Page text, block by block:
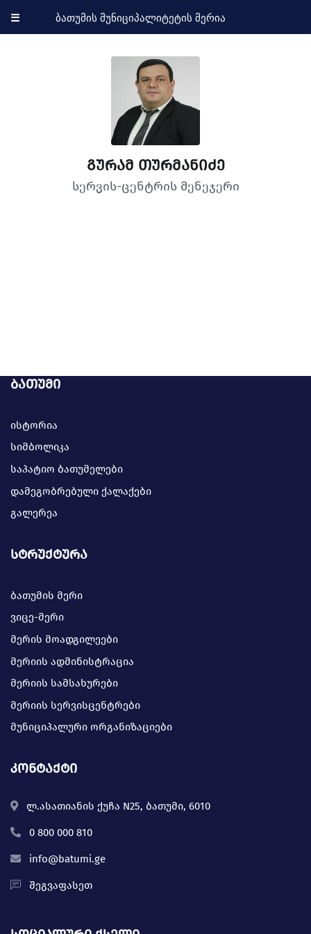
☰ ბათუმის მუნიციპალიტეტის მერია
გურამ თურმანიძე
სერვის-ცენტრის მენეჯერი
ბათუმი
ისტორია
სიმბოლიკა
საპატიო ბათუმელები
დამეგობრებული ქალაქები
გალერეა
სტრუქტურა
ბათუმის მერი
ვიცე-მერი
მერის მოადგილეები
მერიის ადმინისტრაცია
მერიის სამსახურები
მერიის სერვისცენტრები
მუნიციპალური ორგანიზაციები
კონტაქტი
ლ.ასათიანის ქუჩა N25, ბათუმი, 6010
0 800 000 810
info@batumi.ge
შეგვაფასეთ